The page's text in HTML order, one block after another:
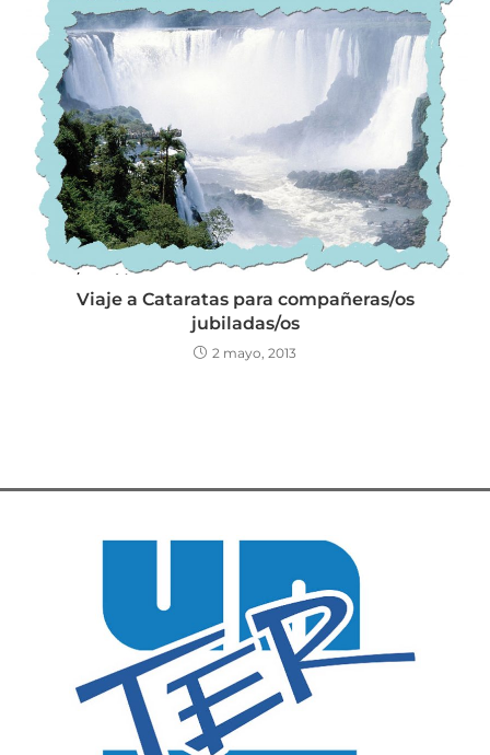
Viaje a Cataratas para compañeras/os
jubiladas/os
2 mayo, 2013